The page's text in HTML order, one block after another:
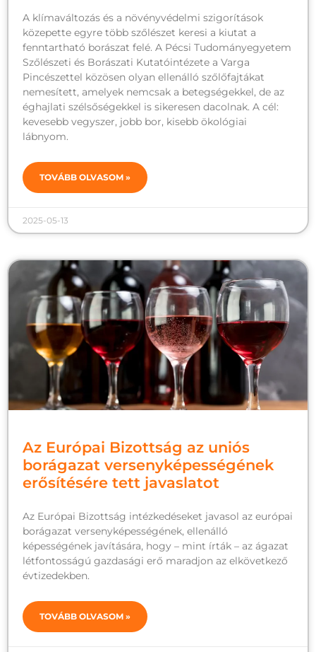
A klímaváltozás és a növényvédelmi szigorítások
közepette egyre több szőlészet keresi a kiutat a
fenntartható borászat felé. A Pécsi Tudományegyetem
Szőlészeti és Borászati Kutatóintézete a Varga
Pincészettel közösen olyan ellenálló szőlőfajtákat
nemesített, amelyek nemcsak a betegségekkel, de az
éghajlati szélsőségekkel is sikeresen dacolnak. A cél:
kevesebb vegyszer, jobb bor, kisebb ökológiai
lábnyom.
TOVÁBB OLVASOM »
2025-05-13
Az Európai Bizottság az uniós
borágazat versenyképességének
erősítésére tett javaslatot
Az Európai Bizottság intézkedéseket javasol az európai
borágazat versenyképességének, ellenálló
képességének javítására, hogy – mint írták – az ágazat
létfontosságú gazdasági erő maradjon az elkövetkező
évtizedekben.
TOVÁBB OLVASOM »